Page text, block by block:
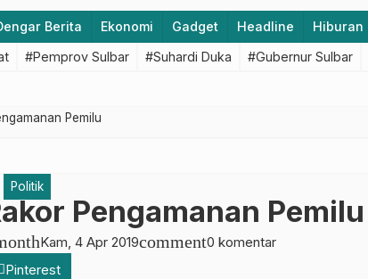
Berita Ekonomi Gadget Headline Hiburan
#Pemprov Sulbar #Suhardi Duka #Gubernur Sulbar
Pemilu
Politik
Pengamanan Pemilu
Kam, 4 Apr 2019comment0 komentar
Pinterest